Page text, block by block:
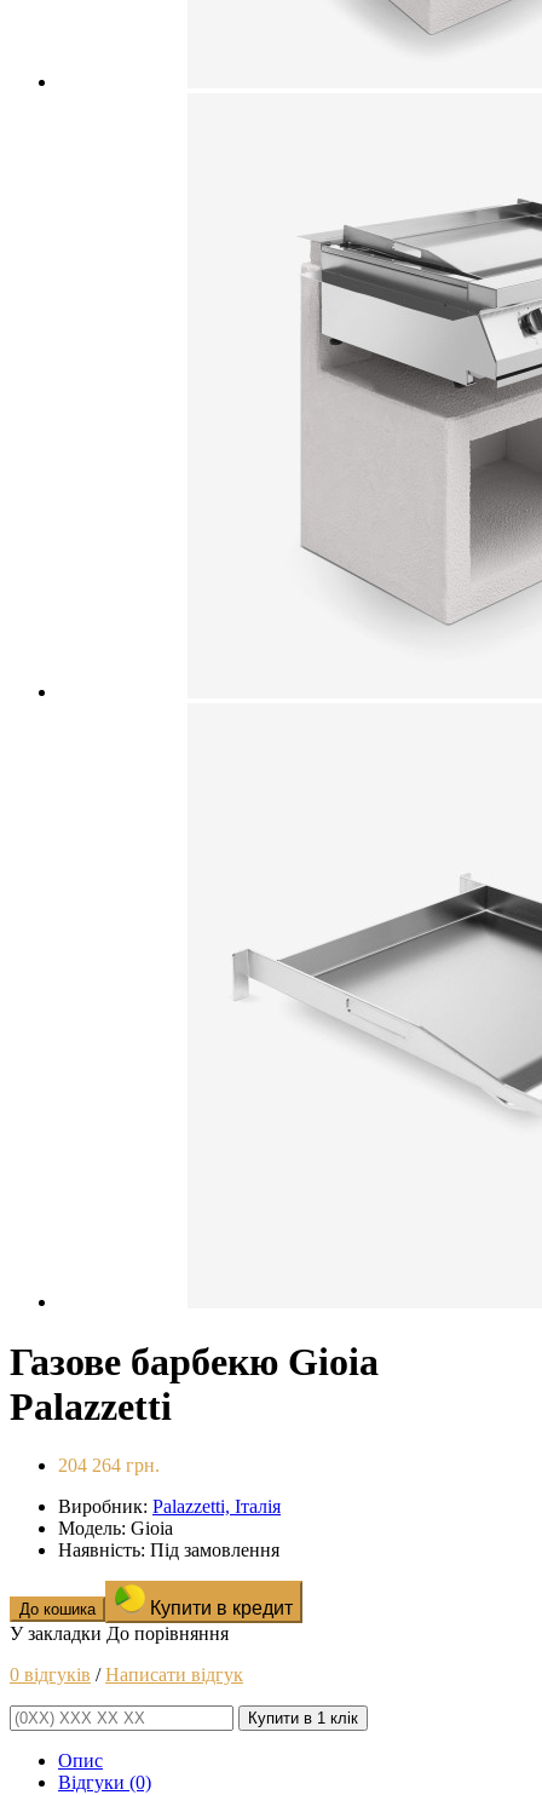
Газове барбекю Gioia
Palazzetti
204 264 грн.
Виробник: Palazzetti, Італія
Модель: Gioia
Наявність: Під замовлення
До кошика
Купити в кредит
У закладки До порівняння
0 відгуків /Написати відгук
Купити в 1 клік
Опис
Відгуки (0)